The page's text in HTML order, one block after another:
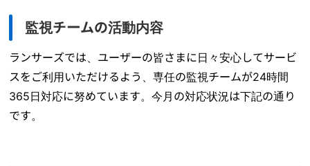
監視チームの活動内容
ランサーズでは、ユーザーの皆さまに日々安心してサービ
スをご利用いただけるよう、専任の監視チームが24時間
365日対応に努めています。今月の対応状況は下記の通り
です。